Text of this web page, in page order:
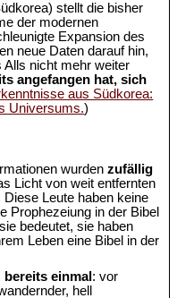
stellt die bisher
der modernen
Expansion des
neue Daten darauf hin,
nicht mehr weiter
angefangen hat, sich
aus Südkorea:
Universums.)
wurdenzufällig
Licht von weit entfernten
Leute haben keine
Prophezeiung in der Bibel
bedeutet, sie haben
Leben eine Bibel in der
bereits einmal : vor
hell